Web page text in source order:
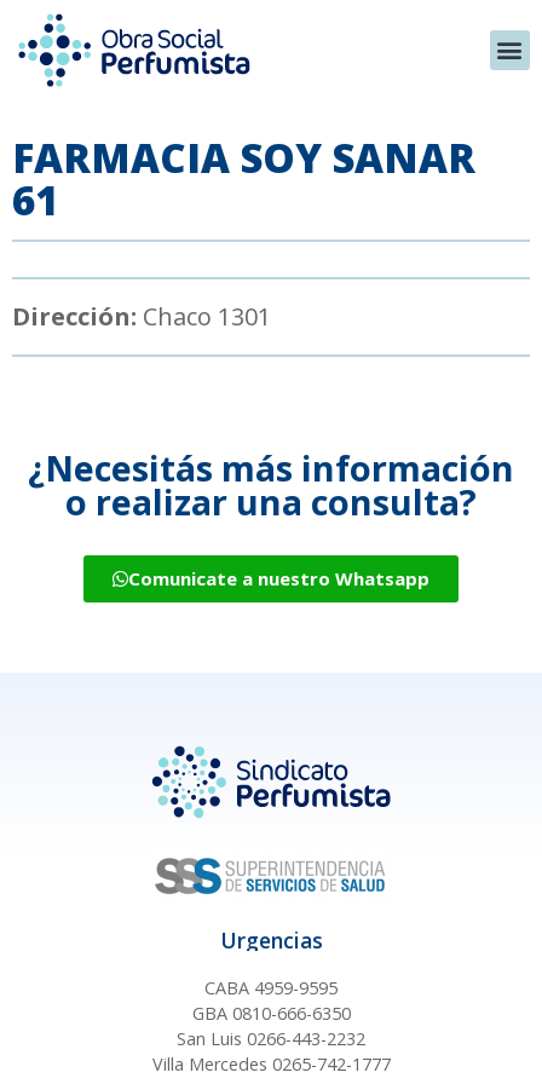
FARMACIA SOY SANAR
61
Dirección: Chaco 1301
¿Necesitás más información
o realizar una consulta?
Comunicate a nuestro Whatsapp
Urgencias
CABA 4959-9595
GBA 0810-666-6350
San Luis 0266-443-2232
Villa Mercedes 0265-742-1777